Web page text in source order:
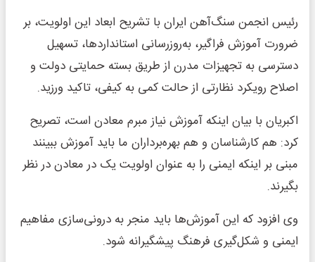
رئیس انجمن سنگ‌آهن ایران با تشریح ابعاد این اولویت، بر
ضرورت آموزش فراگیر، به‌روزرسانی استانداردها، تسهیل
دسترسی به تجهیزات مدرن از طریق بسته حمایتی دولت و
اصلاح رویکرد نظارتی از حالت کمی به کیفی، تاکید ورزید.
اکبریان با بیان اینکه آموزش نیاز مبرم معادن است، تصریح
کرد: هم کارشناسان و هم بهره‌برداران ما باید آموزش ببینند
مبنی بر اینکه ایمنی را به عنوان اولویت یک در معادن در نظر
بگیرند.
وی افزود که این آموزش‌ها باید منجر به درونی‌سازی مفاهیم
ایمنی و شکل‌گیری فرهنگ پیشگیرانه شود.